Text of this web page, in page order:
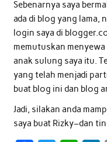
Sebenarnya saya
ada di blog yang lama,
login saya di
memutuskan
anak sulung saya itu.
yang telah menjadi
buat blog ini dan blog
Jadi, silakan anda
saya buat Rizky–dan